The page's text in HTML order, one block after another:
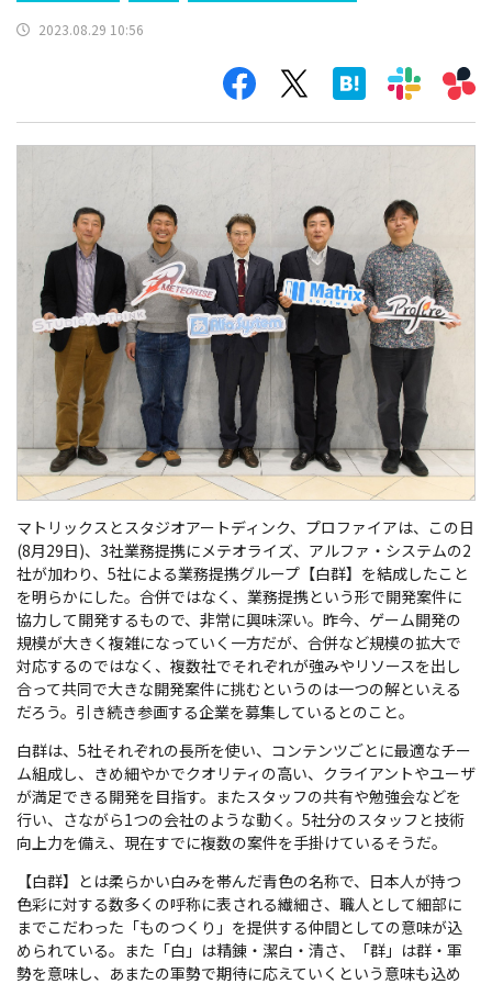
2023.08.29 10:56
マトリックスとスタジオアートディンク、プロファイアは、この日
(8月29日)、3社業務提携にメテオライズ、アルファ・システムの2
社が加わり、5社による業務提携グループ【白群】を結成したこと
を明らかにした。合併ではなく、業務提携という形で開発案件に
協力して開発するもので、非常に興味深い。昨今、ゲーム開発の
規模が大きく複雑になっていく一方だが、合併など規模の拡大で
対応するのではなく、複数社でそれぞれが強みやリソースを出し
合って共同で大きな開発案件に挑むというのは一つの解といえる
だろう。引き続き参画する企業を募集しているとのこと。
白群は、5社それぞれの長所を使い、コンテンツごとに最適なチー
ム組成し、きめ細やかでクオリティの高い、クライアントやユーザ
が満足できる開発を目指す。またスタッフの共有や勉強会などを
行い、さながら1つの会社のような動く。5社分のスタッフと技術
向上力を備え、現在すでに複数の案件を手掛けているそうだ。
【白群】とは柔らかい白みを帯んだ青色の名称で、日本人が持つ
色彩に対する数多くの呼称に表される繊細さ、職人として細部に
までこだわった「ものつくり」を提供する仲間としての意味が込
められている。また「白」は精錬・潔白・清さ、「群」は群・軍
勢を意味し、あまたの軍勢で期待に応えていくという意味も込め